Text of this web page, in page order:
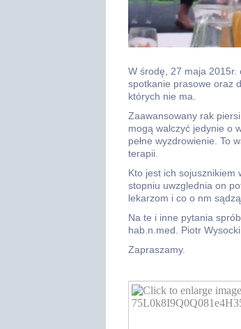
W środę, 27 maja 2015r.
spotkanie prasowe oraz
których nie ma.
Zaawansowany rak
mogą walczyć jedynie o
pełne wyzdrowienie. To
terapii.
Kto jest ich sojusznikiem
stopniu uwzglednia on
lekarzom i co o nm
Na te i inne pytania
hab.n.med. Piotr
Zapraszamy.